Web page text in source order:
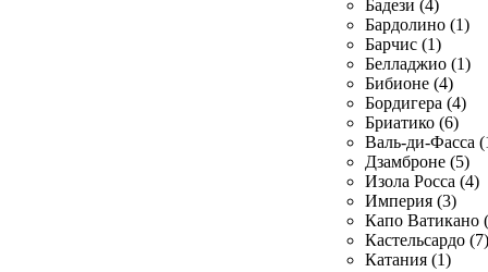
Бадези (4)
Бардолино (1)
Барчис (1)
Белладжио (1)
Бибионе (4)
Бордигера (4)
Бриатико (6)
Валь-ди-Фасса
Дзамброне (5)
Изола Росса (4)
Империя (3)
Капо Ватикано
Кастельсардо (7)
Катания (1)